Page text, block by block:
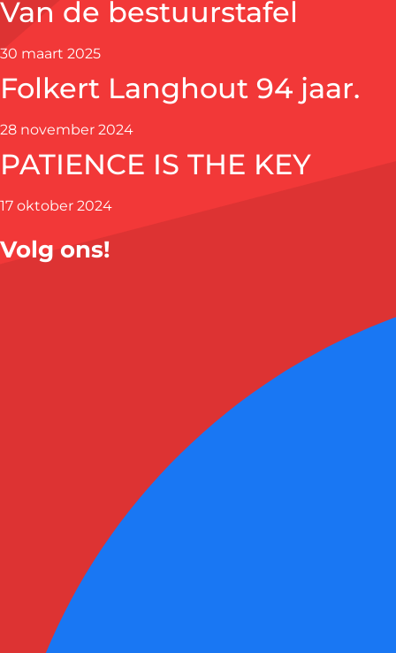
Van de bestuurstafel
30 maart 2025
Folkert Langhout 94 jaar.
28 november 2024
PATIENCE IS THE KEY
17 oktober 2024
Volg ons!